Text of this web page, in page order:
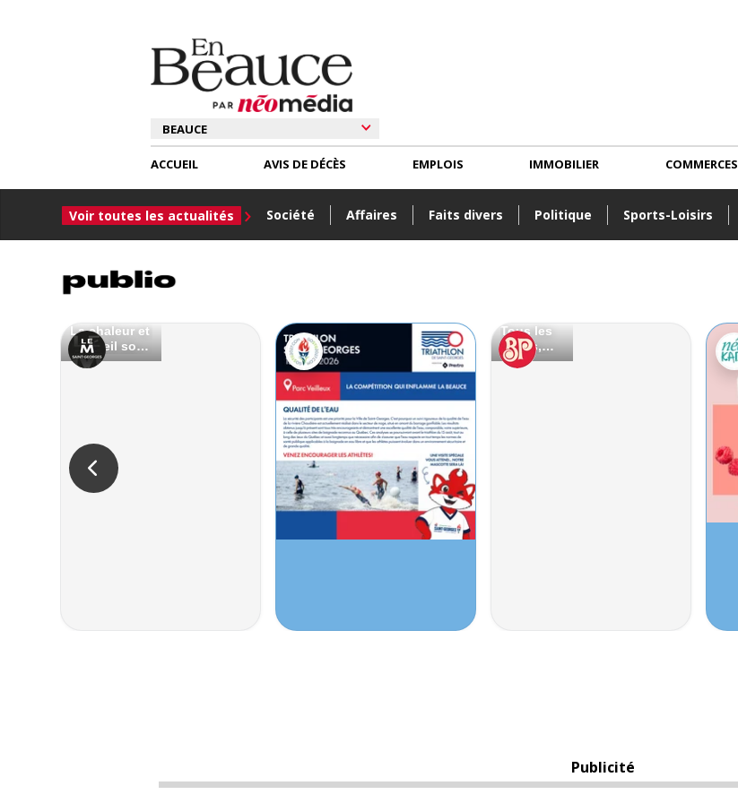
ACCUEIL
Voir toutes les actualités Société Affaires Faits divers Politique Sports-Loisirs
AVIS DE DÉCÈS EMPLOIS IMMOBILIER COMMERCES
Publicité